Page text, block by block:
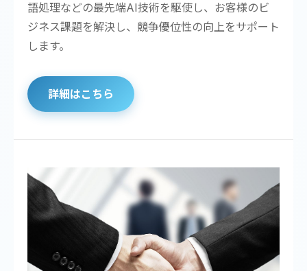
語処理などの最先端AI技術を駆使し、お客様のビ
ジネス課題を解決し、競争優位性の向上をサポート
します。
詳細はこちら